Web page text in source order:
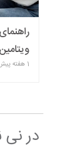
ویتامین D برای نوزادان
1 هفته پیش
در